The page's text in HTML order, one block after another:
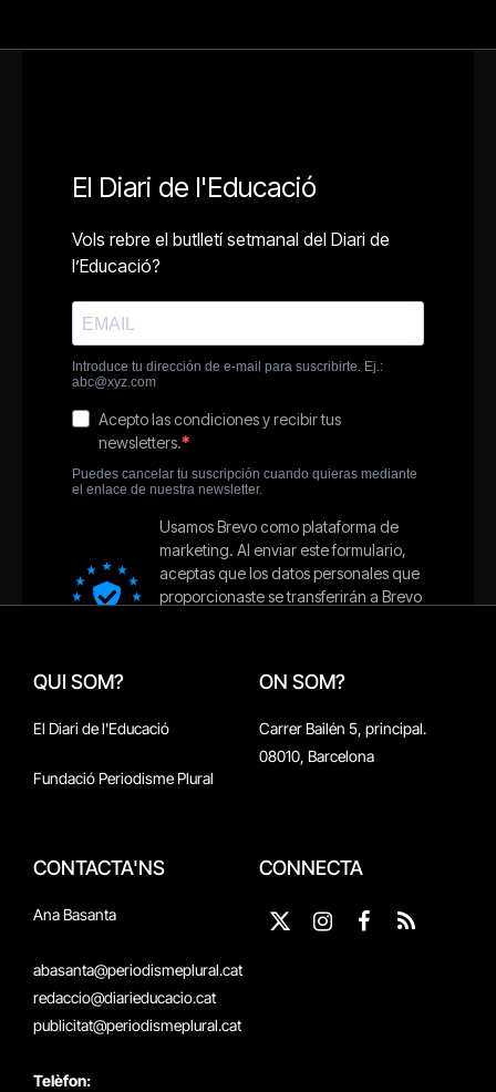
QUI SOM?
El Diari de l'Educació
Fundació Periodisme Plural
ON SOM?
Carrer Bailén 5, principal.
08010, Barcelona
CONTACTA'NS
Ana Basanta
abasanta@periodismeplural.cat
redaccio@diarieducacio.cat
publicitat@periodismeplural.cat
Telèfon:
CONNECTA
X
InstagramFacebook
RSS